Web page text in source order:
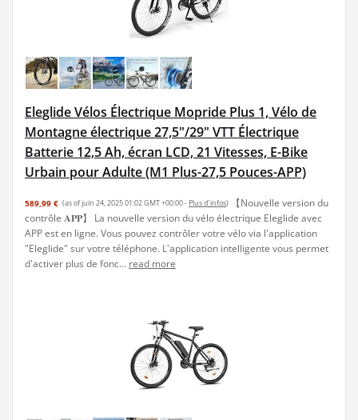
Eleglide Vélos Électrique Mopride Plus 1, Vélo de
Montagne électrique 27,5"/29" VTT Électrique
Batterie 12,5 Ah, écran LCD, 21 Vitesses, E-Bike
Urbain pour Adulte (M1 Plus-27,5 Pouces-APP)
589,99 € (as of juin 24, 2025 01:02 GMT +00:00 - Plus d’infos)
【Nouvelle version du
contrôle 𝐀𝐏𝐏】 La nouvelle version du vélo électrique Eleglide avec
APP est en ligne. Vous pouvez contrôler votre vélo via l'application
"Eleglide" sur votre téléphone. L'application intelligente vous permet
d'activer plus de fonc... read more